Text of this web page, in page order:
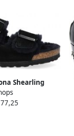
Shearling
Pantoffels